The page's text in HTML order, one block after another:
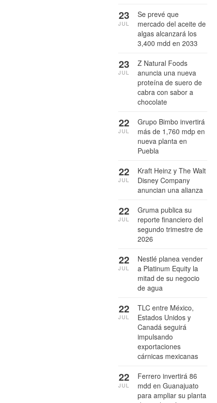
Se prevé que
mercado del aceite de
algas alcanzará los
3,400 mdd en 2033
23
JUL
Z Natural Foods
anuncia una nueva
proteína de suero de
cabra con sabor a
chocolate
23
JUL
Grupo Bimbo invertirá
más de 1,760 mdp en
nueva planta en
Puebla
22
JUL
Kraft Heinz y The Walt
Disney Company
anuncian una alianza
22
JUL
Gruma publica su
reporte financiero del
segundo trimestre de
2026
22
JUL
Nestlé planea vender
a Platinum Equity la
mitad de su negocio
de agua
22
JUL
TLC entre México,
Estados Unidos y
Canadá seguirá
impulsando
exportaciones
cárnicas mexicanas
22
JUL
Ferrero invertirá 86
mdd en Guanajuato
para ampliar su planta
22
JUL